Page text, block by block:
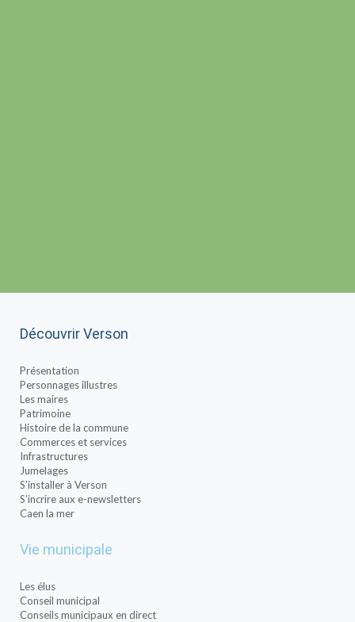
Découvrir Verson
Présentation
Personnages illustres
Les maires
Patrimoine
Histoire de la commune
Commerces et services
Infrastructures
Jumelages
S’installer à Verson
S’incrire aux e-newsletters
Caen la mer
Vie municipale
Les élus
Conseil municipal
Conseils municipaux en direct